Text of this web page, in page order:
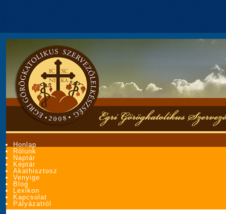
Honlap
Rólunk
Naptár
Képtár
Akathisztosz
Venyige
Blog
Lexikon
Kapcsolat
Pályázatról